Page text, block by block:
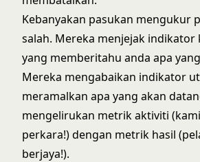
Kebanyakan pasukan mengukur
salah. Mereka menjejak indikator
yang memberitahu anda apa
Mereka mengabaikan indikator
meramalkan apa yang akan
mengelirukan metrik aktiviti
perkara!) dengan metrik hasil
berjaya!).